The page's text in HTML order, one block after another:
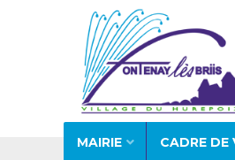
MAIRIE CADRE DE